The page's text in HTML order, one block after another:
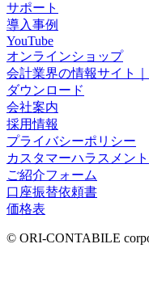
サポート
導入事例
YouTube
オンラインショップ
会計業界の情報サイト
ダウンロード
会社案内
採用情報
プライバシーポリシー
カスタマーハラスメント
ご紹介フォーム
口座振替依頼書
価格表
© ORI-CONTABILE